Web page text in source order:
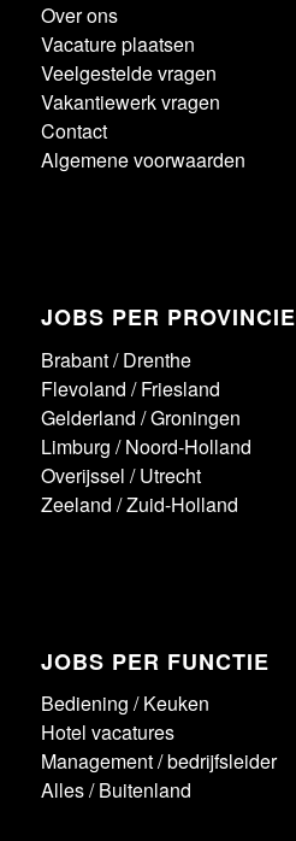
Over ons
Vacature plaatsen
Veelgestelde vragen
Vakantiewerk vragen
Contact
Algemene voorwaarden
JOBS PER PROVINCIE
Brabant/Drenthe
Flevoland /Friesland
Gelderland /Groningen
Limburg /Noord-Holland
Overijssel /Utrecht
Zeeland /Zuid-Holland
JOBS PER FUNCTIE
Bediening /Keuken
Hotel vacatures
Management / bedrijfsleider
Alles/Buitenland